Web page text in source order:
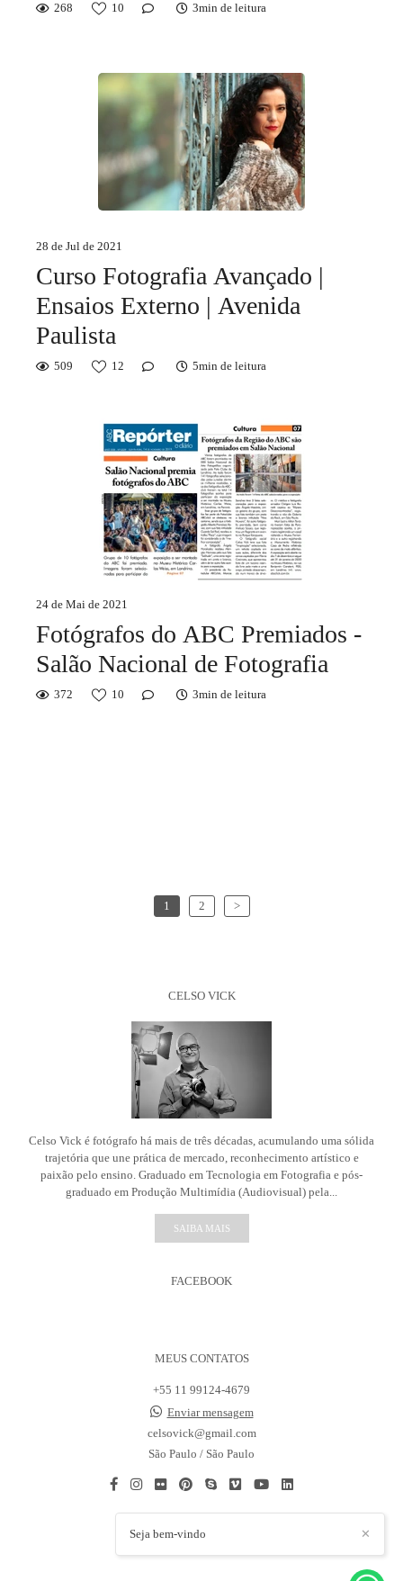
268 10 3min de leitura
28 de Jul de 2021
Curso Fotografia Avançado |
Ensaios Externo | Avenida
Paulista
509 12 5min de leitura
24 de Mai de 2021
Fotógrafos do ABC Premiados -
Salão Nacional de Fotografia
372 10 3min de leitura
1 2 >
CELSO VICK
Celso Vick é fotógrafo há mais de três décadas, acumulando uma sólida
trajetória que une prática de mercado, reconhecimento artístico e
paixão pelo ensino. Graduado em Tecnologia em Fotografia e pós-
graduado em Produção Multimídia (Audiovisual) pela...
SAIBA MAIS
FACEBOOK
MEUS CONTATOS
+55 11 99124-4679
Enviar mensagem
celsovick@gmail.com
São Paulo / São Paulo
CONTATO
✕
Seja bem-vindo